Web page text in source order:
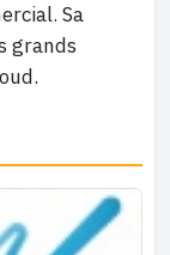
Sa
grands